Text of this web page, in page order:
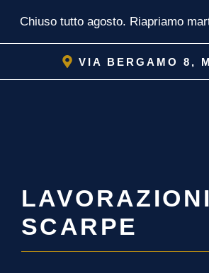
contenuto
Chiuso tutto agosto. Riapriamo
VIA BERGAMO 8,
LAVORAZIONI
SCARPE